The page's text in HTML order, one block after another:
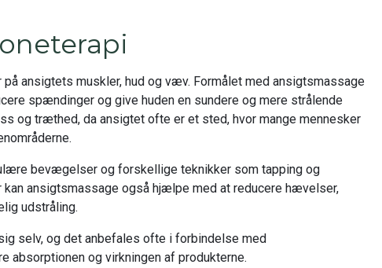
ansigtets muskler, hud og væv. Formålet med ansigtsmassage
spændinger og give huden en sundere og mere strålende
og træthed, da ansigtet ofte er et sted, hvor mange mennesker
bevægelser og forskellige teknikker som tapping og
ansigtsmassage også hjælpe med at reducere hævelser,
udstråling.
selv, og det anbefales ofte i forbindelse med
absorptionen og virkningen af produkterne.